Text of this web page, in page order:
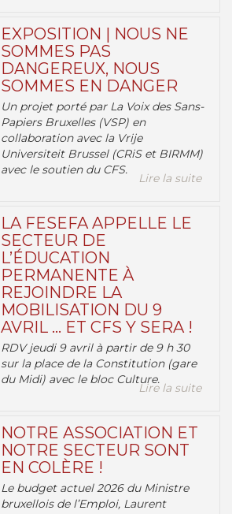
EXPOSITION | NOUS NE
SOMMES PAS
DANGEREUX, NOUS
SOMMES EN DANGER
Un projet porté par La Voix des Sans-
Papiers Bruxelles (VSP) en
collaboration avec la Vrije
Universiteit Brussel (CRiS et BIRMM)
avec le soutien du CFS.
Lire la suite
LA FESEFA APPELLE LE
SECTEUR DE
L’ÉDUCATION
PERMANENTE À
REJOINDRE LA
MOBILISATION DU 9
AVRIL … ET CFS Y SERA !
RDV jeudi 9 avril à partir de 9 h 30
sur la place de la Constitution (gare
du Midi) avec le bloc Culture.
Lire la suite
NOTRE ASSOCIATION ET
NOTRE SECTEUR SONT
EN COLÈRE !
Le budget actuel 2026 du Ministre
bruxellois de l’Emploi, Laurent